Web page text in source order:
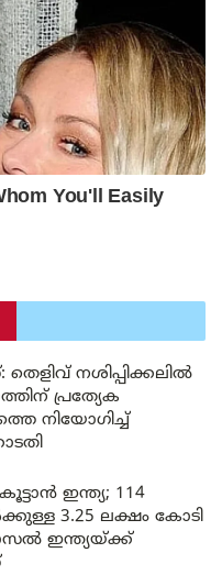
നശിപ്പിക്കലിൽ
പ്രത്യേക
നിയോഗിച്ച്
ഇന്ത്യ; 114
3.25 ലക്ഷം കോടി
ഇന്ത്യയ്ക്ക്